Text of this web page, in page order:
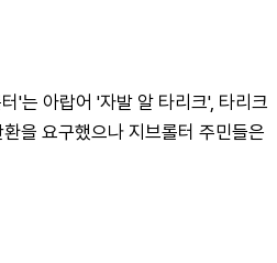
'는 아랍어 '자발 알 타리크', 타리크
을 요구했으나 지브롤터 주민들은